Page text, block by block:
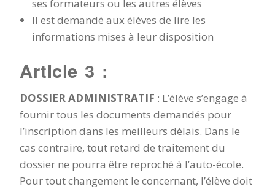
ses formateurs ou les autres élèves
Il est demandé aux élèves de lire les
informations mises à leur disposition
Article 3 :
DOSSIER ADMINISTRATIF : L’élève s’engage à
fournir tous les documents demandés pour
l’inscription dans les meilleurs délais. Dans le
cas contraire, tout retard de traitement du
dossier ne pourra être reproché à l’auto-école.
Pour tout changement le concernant, l’élève doit